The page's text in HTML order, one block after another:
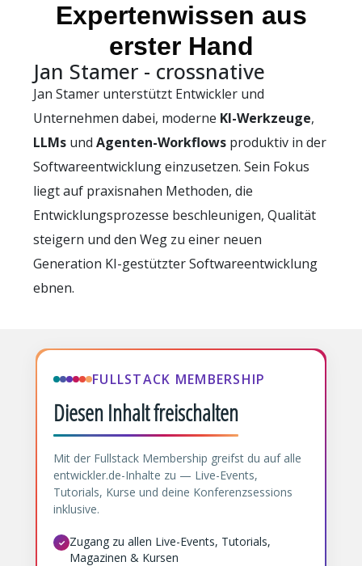
Expertenwissen aus
erster Hand
Jan Stamer - crossnative
Jan Stamer unterstützt Entwickler und
Unternehmen dabei, moderne KI-Werkzeuge,
LLMs undAgenten-Workflows produktiv in der
Softwareentwicklung einzusetzen. Sein Fokus
liegt auf praxisnahen Methoden, die
Entwicklungsprozesse beschleunigen, Qualität
steigern und den Weg zu einer neuen
Generation KI-gestützter Softwareentwicklung
ebnen.
FULLSTACK MEMBERSHIP
Diesen Inhalt freischalten
Mit der Fullstack Membership greifst du auf alle
entwickler.de-Inhalte zu — Live-Events,
Tutorials, Kurse und deine Konferenzsessions
inklusive.
✓ Zugang zu allen Live-Events, Tutorials,
Magazinen & Kursen